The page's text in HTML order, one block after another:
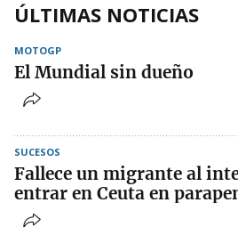
ÚLTIMAS NOTICIAS
MOTOGP
El Mundial sin dueño
SUCESOS
Fallece un migrante al
entrar en Ceuta en